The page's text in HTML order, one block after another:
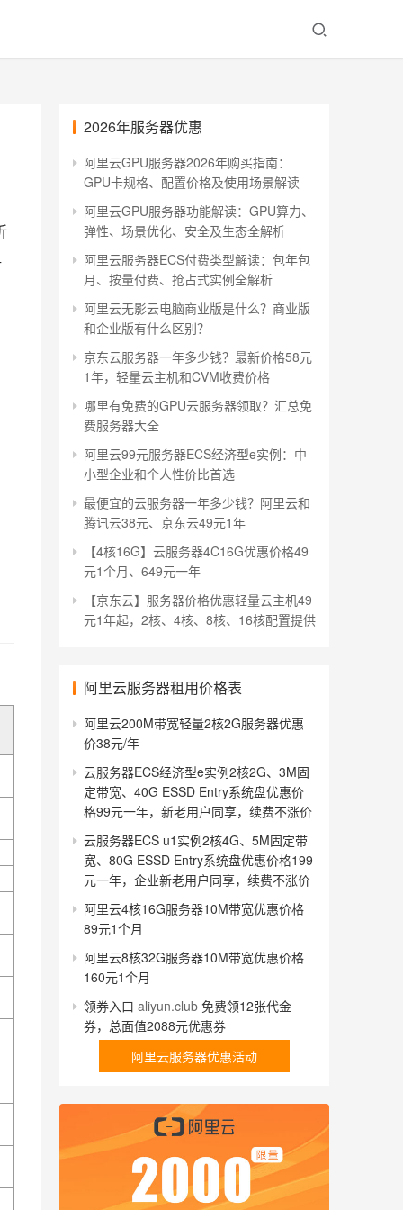
2026年服务器优惠
阿里云GPU服务器2026年购买指南：
GPU卡规格、配置价格及使用场景解读
阿里云GPU服务器功能解读：GPU算力、
弹性、场景优化、安全及生态全解析
阿里云服务器ECS付费类型解读：包年包
月、按量付费、抢占式实例全解析
阿里云无影云电脑商业版是什么？商业版
和企业版有什么区别？
京东云服务器一年多少钱？最新价格58元
1年，轻量云主机和CVM收费价格
哪里有免费的GPU云服务器领取？汇总免
费服务器大全
阿里云99元服务器ECS经济型e实例：中
小型企业和个人性价比首选
最便宜的云服务器一年多少钱？阿里云和
腾讯云38元、京东云49元1年
【4核16G】云服务器4C16G优惠价格49
元1个月、649元一年
【京东云】服务器价格优惠轻量云主机49
元1年起，2核、4核、8核、16核配置提供
阿里云服务器租用价格表
阿里云200M带宽轻量2核2G服务器优惠
价38元/年
云服务器ECS经济型e实例2核2G、3M固
定带宽、40G ESSD Entry系统盘优惠价
格99元一年，新老用户同享，续费不涨价
云服务器ECS u1实例2核4G、5M固定带
宽、80G ESSD Entry系统盘优惠价格199
元一年，企业新老用户同享，续费不涨价
阿里云4核16G服务器10M带宽优惠价格
89元1个月
阿里云8核32G服务器10M带宽优惠价格
160元1个月
领券入口 aliyun.club 免费领12张代金
券，总面值2088元优惠券
阿里云服务器优惠活动